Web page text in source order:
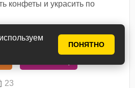
ПОНЯТНО
конфеты и украсить по
рецепт
23